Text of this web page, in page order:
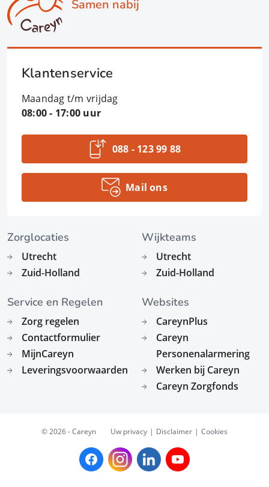
Samen nabij
Klantenservice
Maandag t/m vrijdag
08:00 - 17:00 uur
088 - 123 99 88
Mail ons
Zorglocaties
Utrecht
Zuid-Holland
Wijkteams
Utrecht
Zuid-Holland
Service en Regelen
Zorg regelen
Contactformulier
MijnCareyn
Leveringsvoorwaarden
Websites
CareynPlus
Careyn
Personenalarmering
Werken bij Careyn
Careyn Zorgfonds
© 2026 - Careyn Uw privacy Disclaimer Cookies